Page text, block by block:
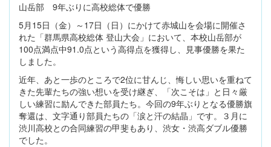
山岳部 9年ぶりに高校総体で優勝
5月15日（金）～17日（日）にかけて赤城山を会場に開催さ
れた「群馬県高校総体 登山大会」において、本校山岳部が
100点満点中91.0点という高得点を獲得し、見事優勝を果た
しました。
近年、あと一歩のところで2位に甘んじ、悔しい思いを重ねて
きた先輩たちの強い想いを受け継ぎ、「次こそは」と日々厳
しい練習に励んできた部員たち。今回の9年ぶりとなる優勝旗
奪還は、文字通り部員たちの「涙と汗の結晶」です。３月に
渋川高校との合同練習の甲斐もあり、渋女・渋高ダブル優勝
でした。